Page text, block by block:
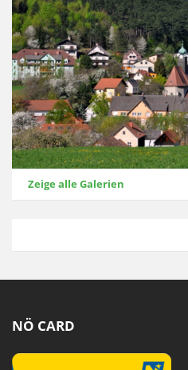
Zeige alle Galerien
NÖ CARD